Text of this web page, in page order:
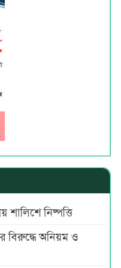
নিষ্পত্তি
বিরুদ্ধে অনিয়ম ও